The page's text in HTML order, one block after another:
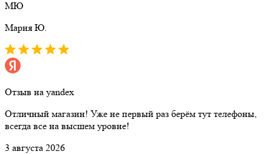
МЮ
Мария Ю.
Отзыв на yandex
Отличный магазин! Уже не первый раз берём тут телефоны,
всегда все на высшем уровне!
3 августа 2026